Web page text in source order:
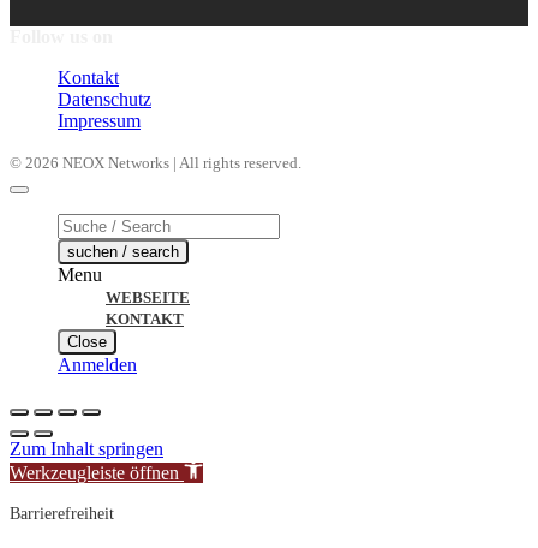
Kontakt
Datenschutz
Impressum
© 2026 NEOX Networks | All rights reserved.
Products
search
suchen / search
Menu
WEBSEITE
KONTAKT
Close
Anmelden
Zum Inhalt springen
Werkzeugleiste öffnen
Barrierefreiheit